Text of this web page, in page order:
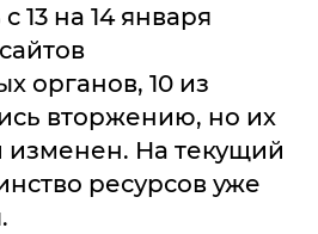
13 на 14 января
органов, 10 из
вторжению, но их
изменен. На текущий
ресурсов уже